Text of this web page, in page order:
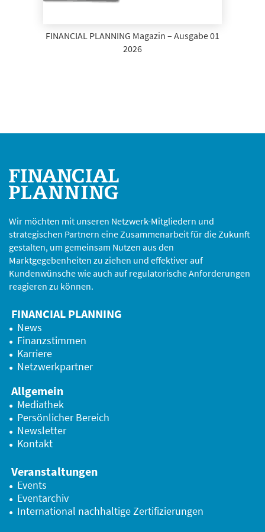
FINANCIAL PLANNING Magazin – Ausgabe 01
2026
Wir möchten mit unseren Netzwerk-Mitgliedern und
strategischen Partnern eine Zusammenarbeit für die Zukunft
gestalten, um gemeinsam Nutzen aus den
Marktgegebenheiten zu ziehen und effektiver auf
Kundenwünsche wie auch auf regulatorische Anforderungen
reagieren zu können.
FINANCIAL PLANNING
News
Finanzstimmen
Karriere
Netzwerkpartner
Allgemein
Mediathek
Persönlicher Bereich
Newsletter
Kontakt
Veranstaltungen
Events
Eventarchiv
International nachhaltige Zertifizierungen